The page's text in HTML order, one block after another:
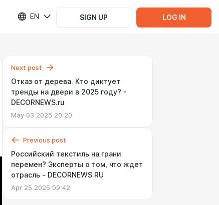
EN SIGN UP LOG IN
Next post
Отказ от дерева. Кто диктует
тренды на двери в 2025 году? -
DECORNEWS.ru
May 03 2025 20:20
Previous post
Российский текстиль на грани
перемен? Эксперты о том, что ждет
отрасль - DECORNEWS.RU
Apr 25 2025 09:42